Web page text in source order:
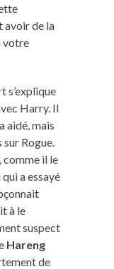
avoir de la
votre
s’explique
Harry. Il
aidé, mais
Rogue.
comme il le
qui a essayé
à le
suspect
Hareng
de